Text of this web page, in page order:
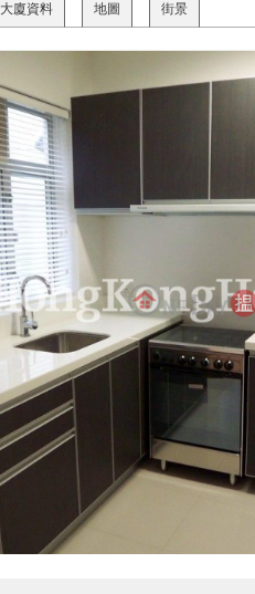
大廈資料 地圖 街景